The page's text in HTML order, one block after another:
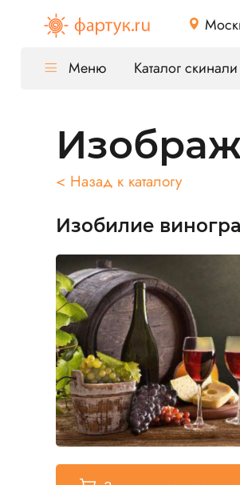
Меню Каталог скинали
< Назад к каталогу
Изобилие